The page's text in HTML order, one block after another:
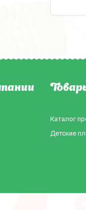
Каталог
Детские